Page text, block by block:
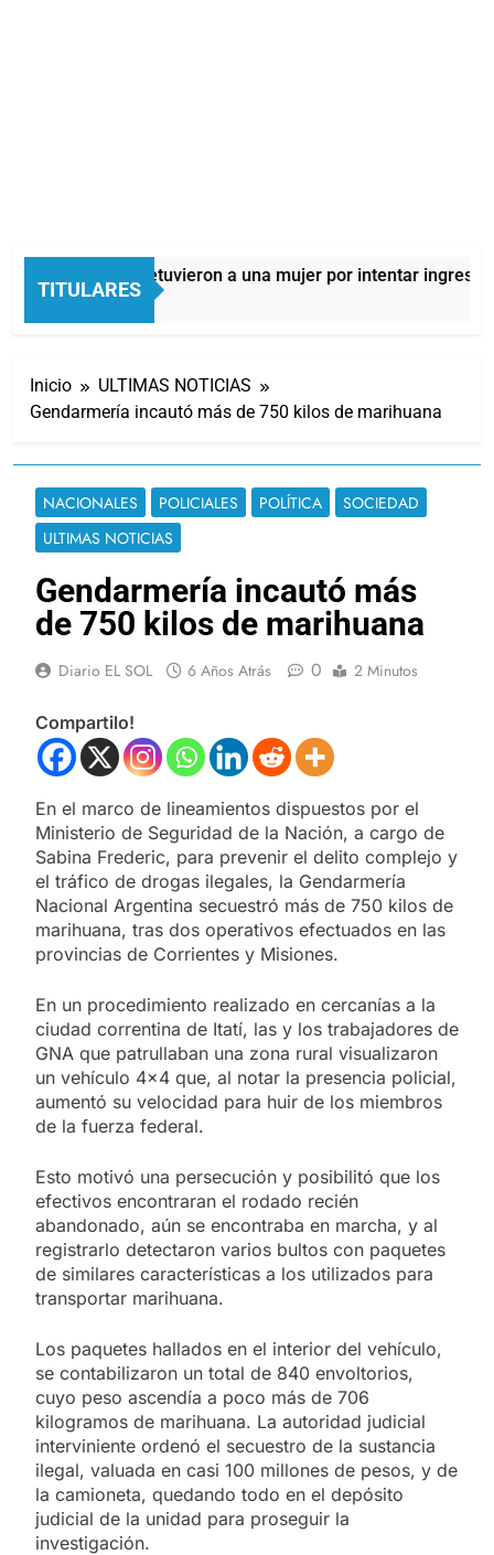
TITULARES
Quilmes: detuvieron a una mujer por intentar
1 Hora Atrás
Inicio
ULTIMAS NOTICIAS
Gendarmería incautó más de 750 kilos de marihuana
NACIONALES POLICIALES POLÍTICA
SOCIEDAD
ULTIMAS NOTICIAS
Gendarmería incautó más
de 750 kilos de marihuana
Diario EL SOL 6 Años Atrás 0 2 Minutos
Compartilo!
En el marco de lineamientos dispuestos por el
Ministerio de Seguridad de la Nación, a cargo de
Sabina Frederic, para prevenir el delito complejo y
el tráfico de drogas ilegales, la Gendarmería
Nacional Argentina secuestró más de 750 kilos de
marihuana, tras dos operativos efectuados en las
provincias de Corrientes y Misiones.
En un procedimiento realizado en cercanías a la
ciudad correntina de Itatí, las y los trabajadores de
GNA que patrullaban una zona rural visualizaron
un vehículo 4×4 que, al notar la presencia policial,
aumentó su velocidad para huir de los miembros
de la fuerza federal.
Esto motivó una persecución y posibilitó que los
efectivos encontraran el rodado recién
abandonado, aún se encontraba en marcha, y al
registrarlo detectaron varios bultos con paquetes
de similares características a los utilizados para
transportar marihuana.
Los paquetes hallados en el interior del vehículo,
se contabilizaron un total de 840 envoltorios,
cuyo peso ascendía a poco más de 706
kilogramos de marihuana. La autoridad judicial
interviniente ordenó el secuestro de la sustancia
ilegal, valuada en casi 100 millones de pesos, y de
la camioneta, quedando todo en el depósito
judicial de la unidad para proseguir la
investigación.